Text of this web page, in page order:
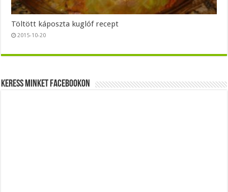
Töltött káposzta kuglóf recept
2015-10-20
Keress minket Facebookon